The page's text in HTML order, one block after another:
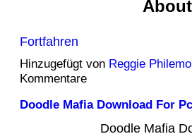
Fortfahren
Hinzugefügt von Reggie
Kommentare
Doodle Mafia Download For
Doodle Mafia